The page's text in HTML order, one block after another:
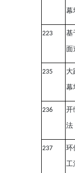
幕
223 基
面
235 大
幕
236 开
法
237 环
工